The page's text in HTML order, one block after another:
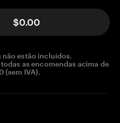
$0.00
não estão incluídos.
as encomendas acima de
(sem IVA).